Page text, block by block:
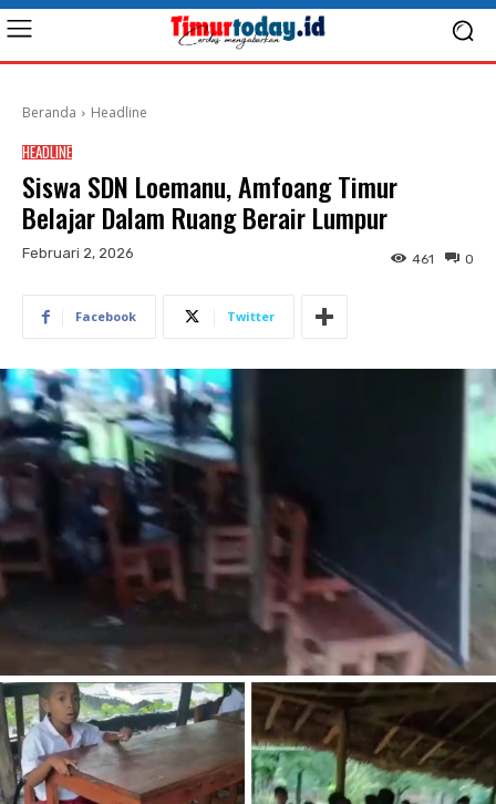
Beranda Headline
HEADLINE
Siswa SDN Loemanu, Amfoang Timur
Belajar Dalam Ruang Berair Lumpur
Februari 2, 2026 0
461
Facebook Twitter